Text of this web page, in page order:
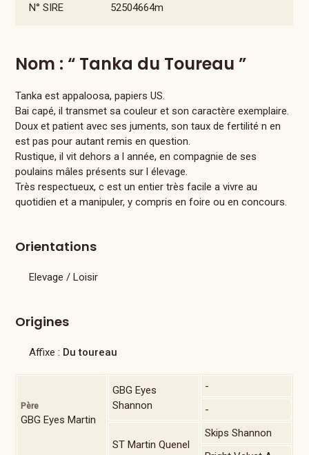
N° SIRE
52504664m
Nom : “ Tanka du Toureau ”
Tanka est appaloosa, papiers US.
Bai capé, il transmet sa couleur et son caractère exemplaire.
Doux et patient avec ses juments, son taux de fertilité n en
est pas pour autant remis en question.
Rustique, il vit dehors a l année, en compagnie de ses
poulains mâles présents sur l élevage.
Très respectueux, c est un entier très facile a vivre au
quotidien et a manipuler, y compris en foire ou en concours.
Orientations
Elevage / Loisir
Origines
Affixe : Du toureau
Père
GBG Eyes Martin
GBG Eyes
Shannon
-
-
ST Martin Quenel
Skips Shannon